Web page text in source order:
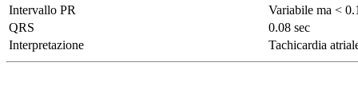
Intervallo PR
Variabile ma <
QRS
0.08 sec
Interpretazione
Tachicardia